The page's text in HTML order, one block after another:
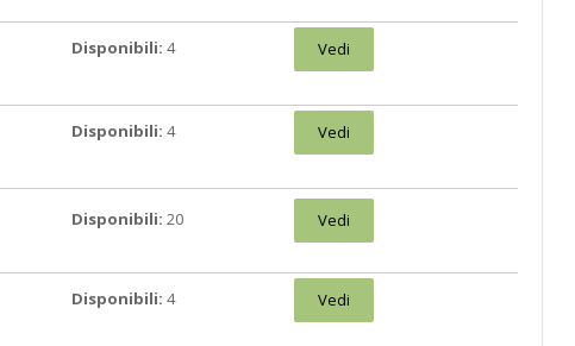
Disponibili: 4 Vedi
Disponibili: 4 Vedi
Disponibili: 20 Vedi
Disponibili: 4 Vedi